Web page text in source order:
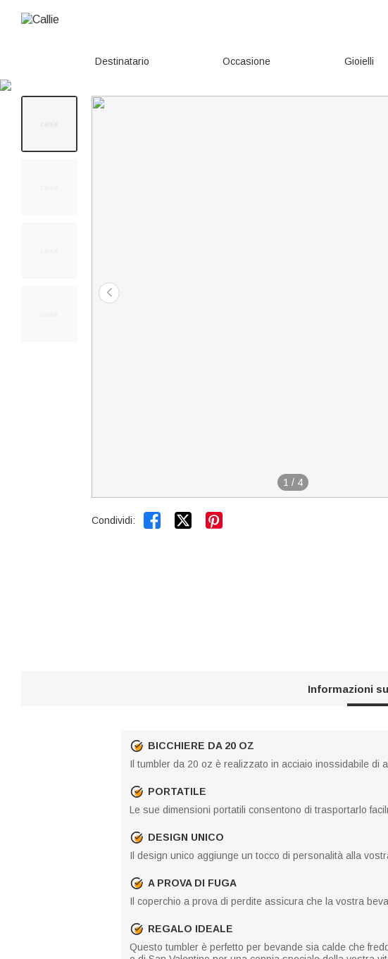
Destinatario Occasione Gioielli
1 / 4
Condividi:  
Informazioni
BICCHIERE DA 20 OZ
Il tumbler da 20 oz è realizzato in acciaio inossidabile di
PORTATILE
Le sue dimensioni portatili consentono di trasportarlo
DESIGN UNICO
Il design unico aggiunge un tocco di personalità alla
A PROVA DI FUGA
Il coperchio a prova di perdite assicura che la vostra
REGALO IDEALE
Questo tumbler è perfetto per bevande sia calde che